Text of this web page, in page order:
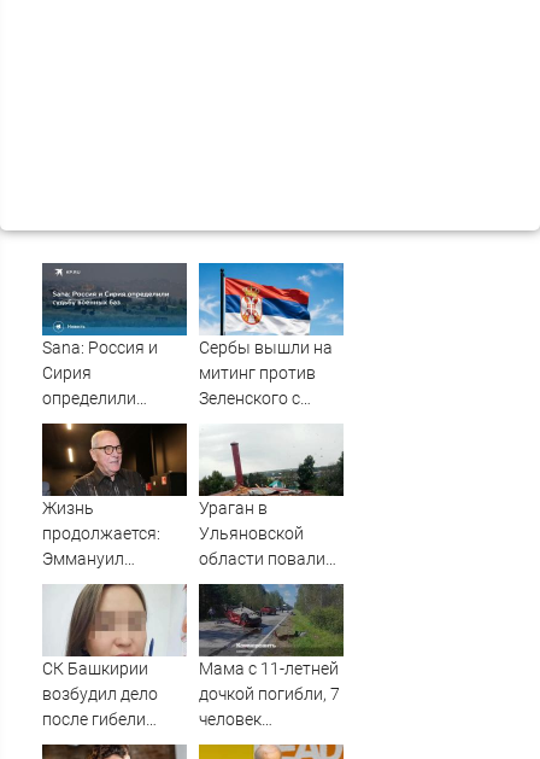
Sana: Россия и
Сирия
определили
судьбу военных
баз
Сербы вышли на
митинг против
Зеленского с
портретами
Путина
Жизнь
продолжается:
Эммануил
Виторган
рассказывает
свою историю со
сцены
Ураган в
Ульяновской
области повалил
столбы, деревья и
крыши
СК Башкирии
возбудил дело
после гибели
плода в
Мама с 11-летней
дочкой погибли, 7
человек
пострадали в ДТП